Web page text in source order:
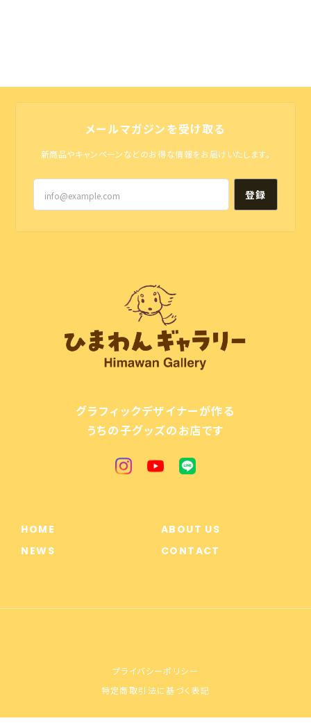
メールマガジンを受け取る
新商品やキャンペーンなどのお得な情報をお届けいたします。
登録
グラフィックデザイナーが作る
うちの子グッズのお店です
HOME
ABOUT US
NEWS
CONTACT
プライバシーポリシー
特定商取引法に基づく表記